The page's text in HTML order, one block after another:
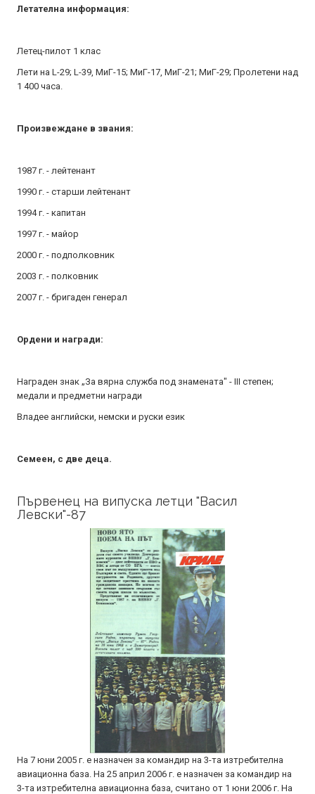
Летателна информация:
Летец-пилот 1 клас
Лети на L-29; L-39, МиГ-15; МиГ-17, МиГ-21; МиГ-29; Пролетени над
1 400 часа.
Произвеждане в звания:
1987 г. - лейтенант
1990 г. - старши лейтенант
1994 г. - капитан
1997 г. - майор
2000 г. - подполковник
2003 г. - полковник
2007 г. - бригаден генерал
Ордени и награди:
Награден знак „За вярна служба под знамената" - III степен;
медали и предметни награди
Владее английски, немски и руски език
Семеен, с две деца.
Първенец на випуска летци "Васил
Левски"-87
На 7 юни 2005 г. е назначен за командир на 3-та изтребителна
авиационна база. На 25 април 2006 г. е назначен за командир на
3-та изтребителна авиационна база, считано от 1 юни 2006 г. На